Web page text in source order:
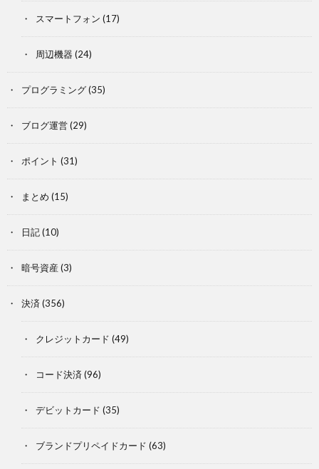
スマートフォン (17)
周辺機器 (24)
プログラミング(35)
ブログ運営(29)
ポイント (31)
まとめ (15)
日記(10)
暗号資産 (3)
決済 (356)
クレジットカード (49)
コード決済 (96)
デビットカード (35)
ブランドプリペイドカード (63)